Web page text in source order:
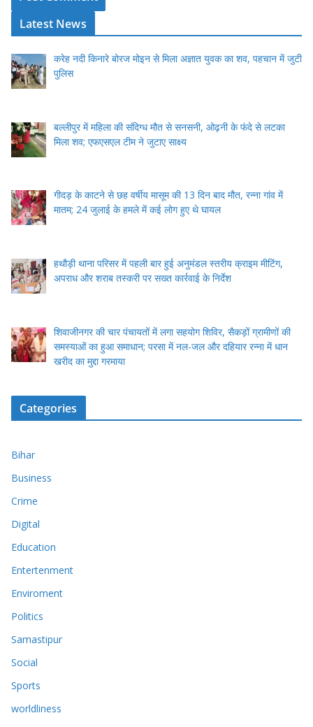
Latest News
करेह नदी किनारे बोरज मोइन से मिला अज्ञात युवक का शव, पहचान में जुटी
पुलिस
बल्लीपुर में महिला की संदिग्ध मौत से सनसनी, ओढ़नी के फंदे से लटका
मिला शव; एफएसएल टीम ने जुटाए साक्ष्य
गीदड़ के काटने से छह वर्षीय मासूम की 13 दिन बाद मौत, रन्ना गांव में
मातम; 24 जुलाई के हमले में कई लोग हुए थे घायल
हथौड़ी थाना परिसर में पहली बार हुई अनुमंडल स्तरीय क्राइम मीटिंग,
अपराध और शराब तस्करी पर सख्त कार्रवाई के निर्देश
शिवाजीनगर की चार पंचायतों में लगा सहयोग शिविर, सैकड़ों ग्रामीणों की
समस्याओं का हुआ समाधान; परसा में नल-जल और दहियार रन्ना में धान
खरीद का मुद्दा गरमाया
Categories
Bihar
Business
Crime
Digital
Education
Entertenment
Enviroment
Politics
Samastipur
Social
Sports
worldliness